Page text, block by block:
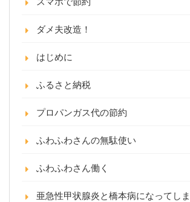
ダメ夫改造！
はじめに
ふるさと納税
プロパンガス代の節約
ふわふわさんの無駄使い
ふわふわさん働く
亜急性甲状腺炎と橋本病になってし